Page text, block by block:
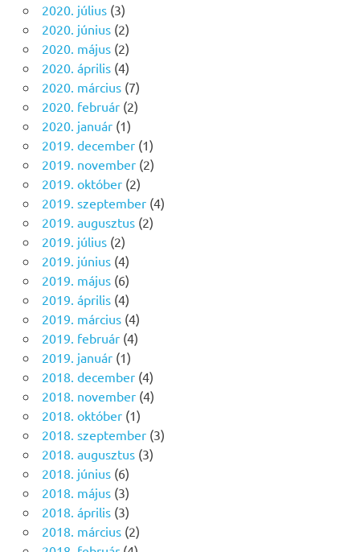
2020. július(3)
2020. június(2)
2020. május(2)
2020. április(4)
2020. március(7)
2020. február(2)
2020. január(1)
2019. december(1)
2019. november(2)
2019. október(2)
2019. szeptember(4)
2019. augusztus(2)
2019. július(2)
2019. június(4)
2019. május(6)
2019. április(4)
2019. március(4)
2019. február(4)
2019. január(1)
2018. december(4)
2018. november(4)
2018. október(1)
2018. szeptember(3)
2018. augusztus(3)
2018. június(6)
2018. május(3)
2018. április(3)
2018. március(2)